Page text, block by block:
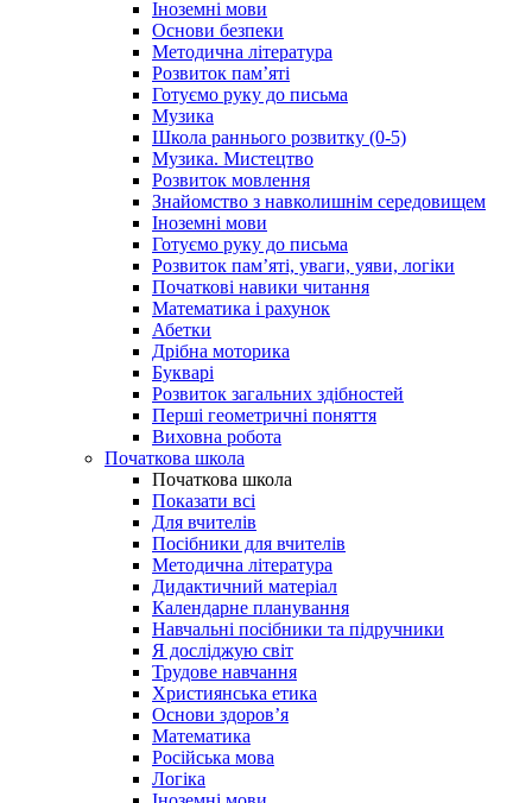
Іноземні мови
Основи безпеки
Методична література
Розвиток пам’яті
Готуємо руку до письма
Музика
Школа раннього розвитку (0-5)
Музика. Мистецтво
Розвиток мовлення
Знайомство з навколишнім середовищем
Іноземні мови
Готуємо руку до письма
Розвиток пам’яті, уваги, уяви, логіки
Початкові навики читання
Математика і рахунок
Абетки
Дрібна моторика
Букварі
Розвиток загальних здібностей
Перші геометричні поняття
Виховна робота
Початкова школа
Початкова школа
Показати всі
Для вчителів
Посібники для вчителів
Методична література
Дидактичний матеріал
Календарне планування
Навчальні посібники та підручники
Я досліджую світ
Трудове навчання
Християнська етика
Основи здоров’я
Математика
Російська мова
Логіка